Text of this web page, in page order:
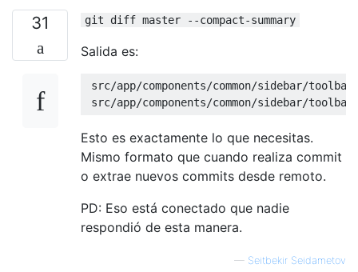
31 git diff master --compact-summary
Salida es:
src/app/components/common/sidebar/toolbar
src/app/components/common/sidebar/toolbar
Esto es exactamente lo que necesitas.
Mismo formato que cuando realiza commit
o extrae nuevos commits desde remoto.
PD: Eso está conectado que nadie
respondió de esta manera.
— Seitbekir Seidametov